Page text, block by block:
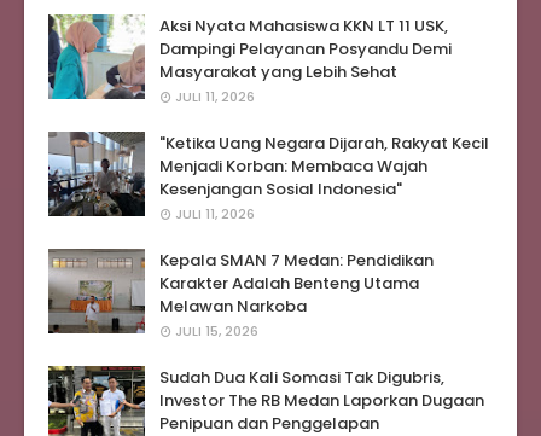
Aksi Nyata Mahasiswa KKN LT 11 USK,
Dampingi Pelayanan Posyandu Demi
Masyarakat yang Lebih Sehat
JULI 11, 2026
"Ketika Uang Negara Dijarah, Rakyat Kecil
Menjadi Korban: Membaca Wajah
Kesenjangan Sosial Indonesia"
JULI 11, 2026
Kepala SMAN 7 Medan: Pendidikan
Karakter Adalah Benteng Utama
Melawan Narkoba
JULI 15, 2026
Sudah Dua Kali Somasi Tak Digubris,
Investor The RB Medan Laporkan Dugaan
Penipuan dan Penggelapan